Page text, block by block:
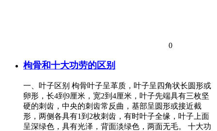
0
枸骨和十大功劳的区别
一、叶子区别 枸骨叶子呈革质，叶子呈四角状长圆形或
卵形，长4到9厘米，宽2到4厘米，叶子先端具有三枚坚
硬的刺齿，中央的刺齿常反曲，基部呈圆形或接近截
形，两侧各具有1到2枚刺齿，有时叶子全缘，叶子上面
呈深绿色，具有光泽，背面淡绿色，两面无毛。 十大功